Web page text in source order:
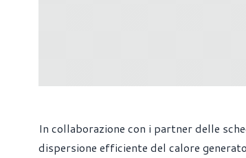
In collaborazione con i partner delle
dispersione efficiente del calore